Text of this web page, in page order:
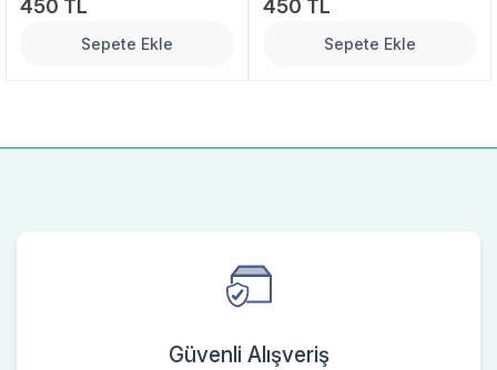
450 TL
Sepete Ekle
450 TL
Sepete Ekle
Güvenli Alışveriş